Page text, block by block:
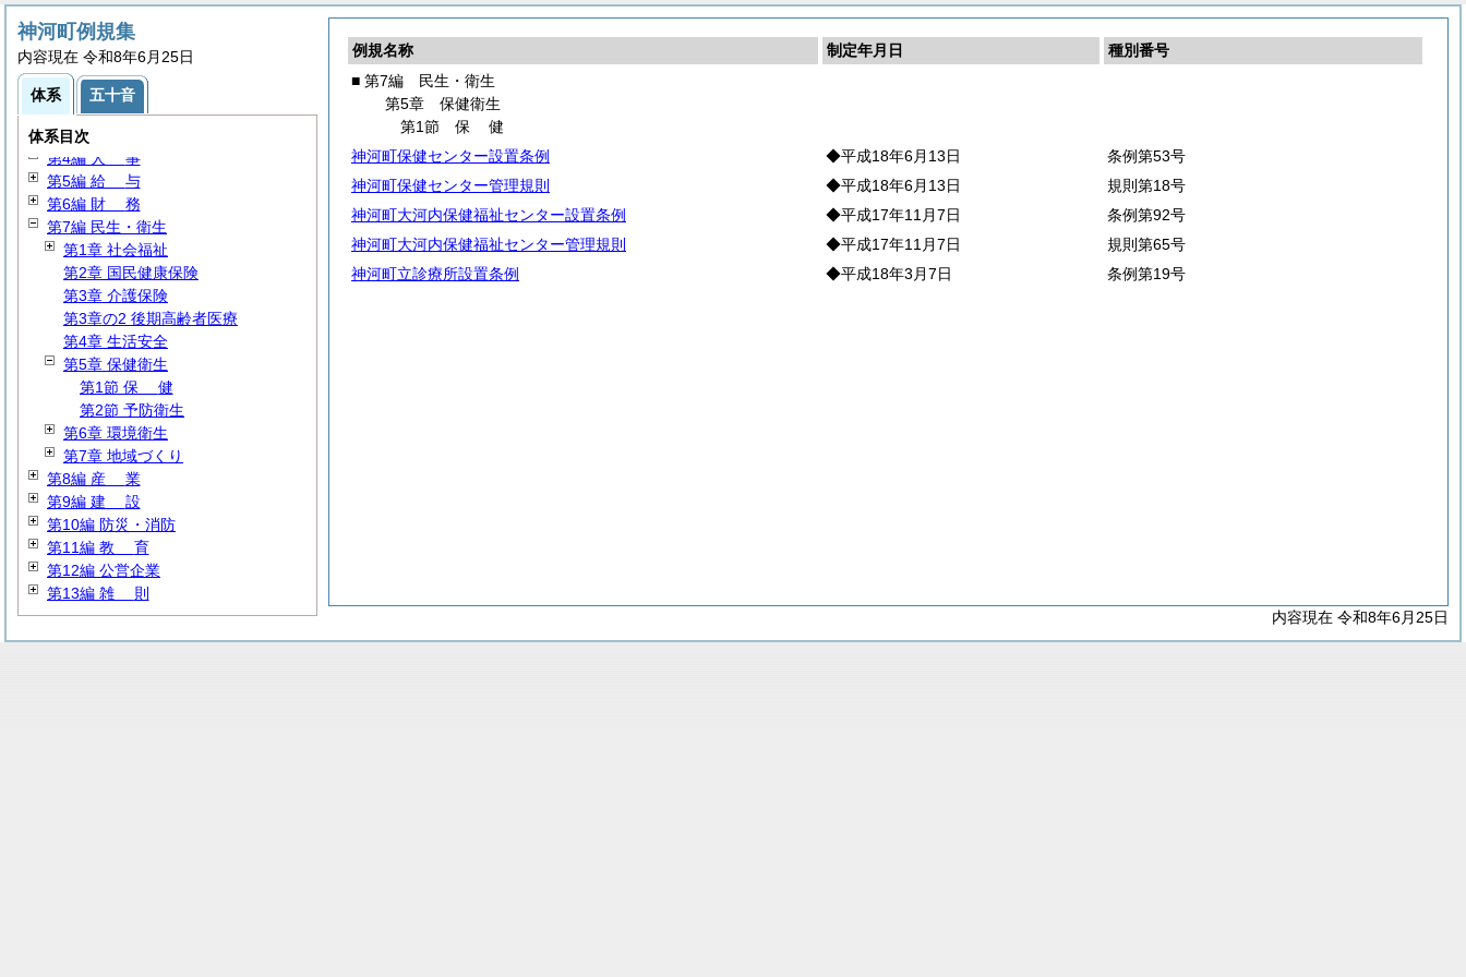
例規名称 制定年月日
種別番号
■ 第7編 民生・衛生
第5章 保健衛生
第1節 保健
神河町保健センター設置条例
◆平成18年6月13日
条例第53号
神河町保健センター管理規則
◆平成18年6月13日
規則第18号
神河町大河内保健福祉センター設置条例
◆平成17年11月7日
条例第92号
神河町大河内保健福祉センター管理規則
◆平成17年11月7日
規則第65号
神河町立診療所設置条例
◆平成18年3月7日 条例第19号
内容現在 令和8年6月25日
神河町例規集
内容現在 令和8年6月25日
体系 五十音
体系目次
第1編総規
第2編 議会・選挙・監査
第3編 行政通則
第4編 人 事
第5編 給 与
第6編 財 務
第7編 民生・衛生
第1章 社会福祉
第2章 国民健康保険
第3章 介護保険
第3章の2 後期高齢者医療
第4章 生活安全
第5章 保健衛生
第1節 保 健
第2節 予防衛生
第6章 環境衛生
第7章 地域づくり
第8編 産 業
第9編 建 設
第10編 防災・消防
第11編 教 育
第12編 公営企業
第13編 雑 則